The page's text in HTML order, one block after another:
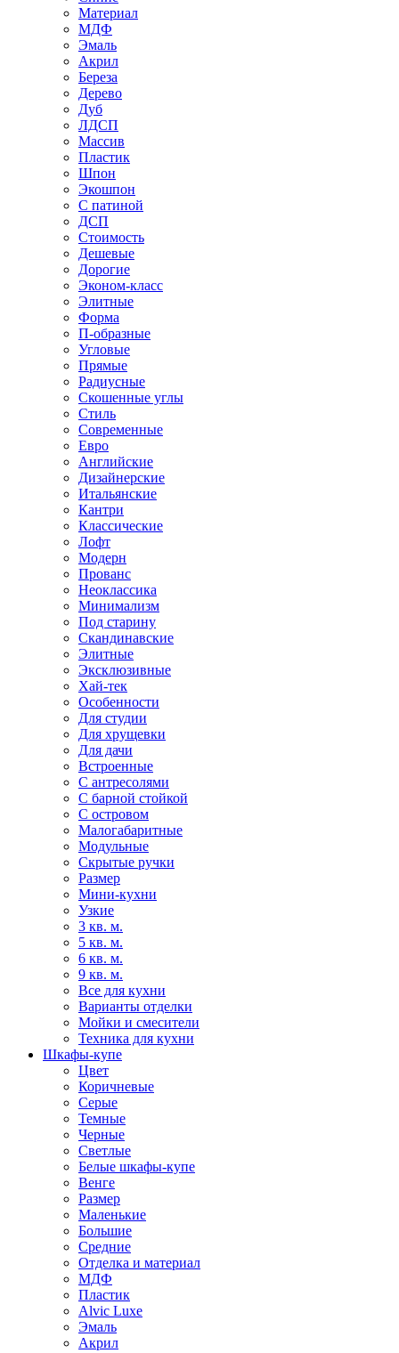
Материал
МДФ
Эмаль
Акрил
Береза
Дерево
Дуб
ЛДСП
Массив
Пластик
Шпон
Экошпон
С патиной
ДСП
Стоимость
Дешевые
Дорогие
Эконом-класс
Элитные
Форма
П-образные
Угловые
Прямые
Радиусные
Скошенные углы
Стиль
Современные
Евро
Английские
Дизайнерские
Итальянские
Кантри
Классические
Лофт
Модерн
Прованс
Неоклассика
Минимализм
Под старину
Скандинавские
Элитные
Эксклюзивные
Хай-тек
Особенности
Для студии
Для хрущевки
Для дачи
Встроенные
С антресолями
С барной стойкой
С островом
Малогабаритные
Модульные
Скрытые ручки
Размер
Мини-кухни
Узкие
3 кв. м.
5 кв. м.
6 кв. м.
9 кв. м.
Все для кухни
Варианты отделки
Мойки и смесители
Техника для кухни
Шкафы-купе
Цвет
Коричневые
Серые
Темные
Черные
Светлые
Белые шкафы-купе
Венге
Размер
Маленькие
Большие
Средние
Отделка и материал
МДФ
Пластик
Alvic Luxe
Эмаль
Акрил